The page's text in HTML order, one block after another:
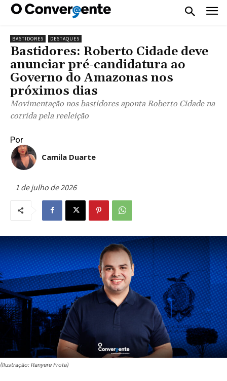
BASTIDORES DESTAQUES
Bastidores: Roberto Cidade deve
anunciar pré-candidatura ao
Governo do Amazonas nos
próximos dias
Movimentação nos bastidores aponta Roberto Cidade na
corrida pela reeleição
Por
Camila Duarte
1 de julho de 2026
(Ilustração: Ranyere Frota)